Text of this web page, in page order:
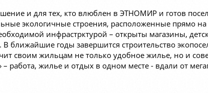
и для тех, кто влюблен в ЭТНОМИР и готов
экологичные строения, расположенные прямо
инфрастрктурой – открыты магазины,
ближайшие годы завершится строительство
своим жильцам не только удобное жилье, но и
– работа, жилье и отдых в одном месте - вдали от